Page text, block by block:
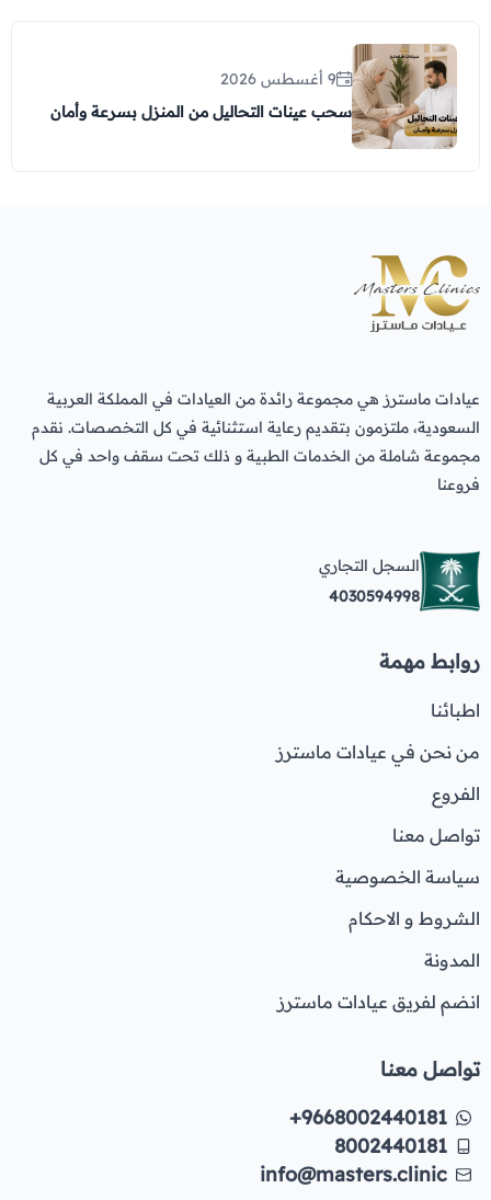
9 أغسطس 2026
سحب عينات التحاليل من المنزل بسرعة وأمان
عيادات ماسترز هي مجموعة رائدة من العيادات في المملكة العربية
السعودية، ملتزمون بتقديم رعاية استثنائية في كل التخصصات. نقدم
مجموعة شاملة من الخدمات الطبية و ذلك تحت سقف واحد في كل
فروعنا
السجل التجاري
4030594998
روابط مهمة
اطبائنا
من نحن في عيادات ماسترز
الفروع
تواصل معنا
سياسة الخصوصية
الشروط و الاحكام
المدونة
انضم لفريق عيادات ماسترز
تواصل معنا
+9668002440181
8002440181
info@masters.clinic